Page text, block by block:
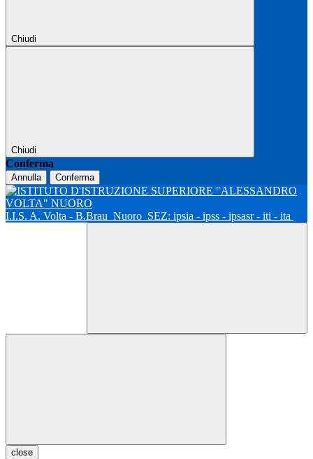
Chiudi
Chiudi
Conferma
Annulla Conferma
I.I.S. A. Volta - B.Brau Nuoro SEZ: ipsia - ipss - ipsasr - iti - ita
close